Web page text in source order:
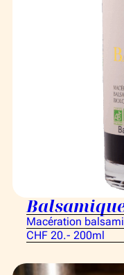
Macération
CHF 20.- 200ml